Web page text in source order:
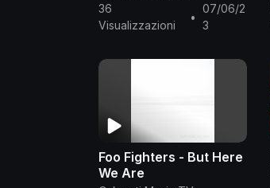
36
Visualizzazioni
•
07/06/2
3
Foo Fighters - But Here
We Are